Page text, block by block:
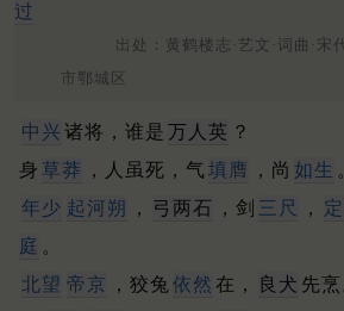
过
出处：黄鹤楼志·艺文·词曲·
市鄂城区
中兴 诸将，谁是 万人英 ？
身 草莽 ，人虽死，气 填膺 ，尚 如生
年少 起河朔 ， 弓两石 ，剑 三尺 ，
庭 。
北望 帝京 ，狡兔 依然 在， 良犬 先烹